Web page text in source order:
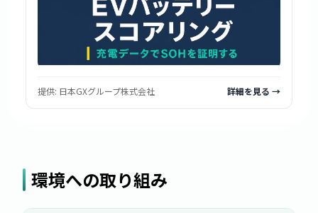
提供: 日本GXグループ株式会社 詳細を見る →
環境への取り組み